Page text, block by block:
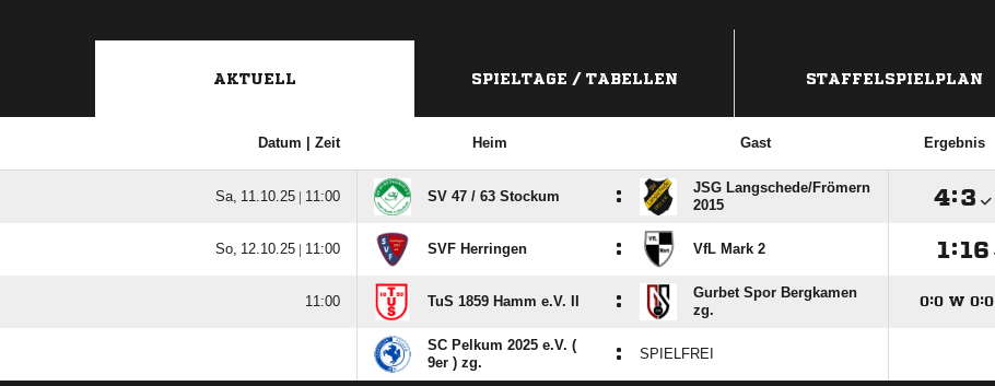
AKTUELL SPIELTAGE / TABELLEN STAFFELSPIELPLAN
Datum | Zeit Heim Gast Ergebnis
  |  SV 47 /​ 63 Stockum :
JSG Langschede/​Frömern
2015
:
  |  SVF Herringen : VfL Mark 2 :
 TuS 1859 Hamm e.V. II :
Gurbet Spor Bergkamen
zg.
:W :
SC Pelkum 2025 e.V. (
9er ) zg.
: SPIELFREI